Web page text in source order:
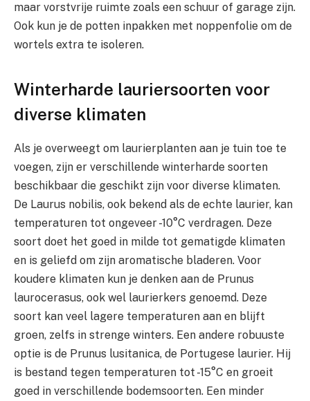
maar vorstvrije ruimte zoals een schuur of garage zijn.
Ook kun je de potten inpakken met noppenfolie om de
wortels extra te isoleren.
Winterharde lauriersoorten voor
diverse klimaten
Als je overweegt om laurierplanten aan je tuin toe te
voegen, zijn er verschillende winterharde soorten
beschikbaar die geschikt zijn voor diverse klimaten.
De Laurus nobilis, ook bekend als de echte laurier, kan
temperaturen tot ongeveer -10°C verdragen. Deze
soort doet het goed in milde tot gematigde klimaten
en is geliefd om zijn aromatische bladeren. Voor
koudere klimaten kun je denken aan de Prunus
laurocerasus, ook wel laurierkers genoemd. Deze
soort kan veel lagere temperaturen aan en blijft
groen, zelfs in strenge winters. Een andere robuuste
optie is de Prunus lusitanica, de Portugese laurier. Hij
is bestand tegen temperaturen tot -15°C en groeit
goed in verschillende bodemsoorten. Een minder